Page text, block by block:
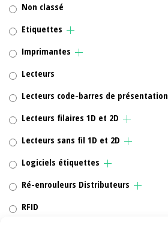
Non classé
Etiquettes
Imprimantes
Lecteurs
Lecteurs code-barres de présentation
Lecteurs filaires 1D et 2D
Lecteurs sans fil 1D et 2D
Logiciels étiquettes
Ré-enrouleurs Distributeurs
RFID